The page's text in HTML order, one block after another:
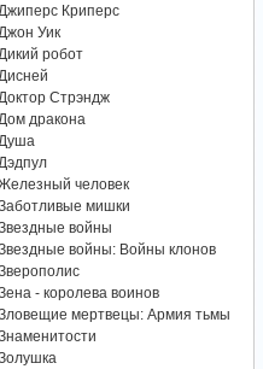
Криперс
Уик
робот
Стрэндж
дракона
человек
мишки
войны
войны: Войны клонов
- королева воинов
мертвецы: Армия тьмы